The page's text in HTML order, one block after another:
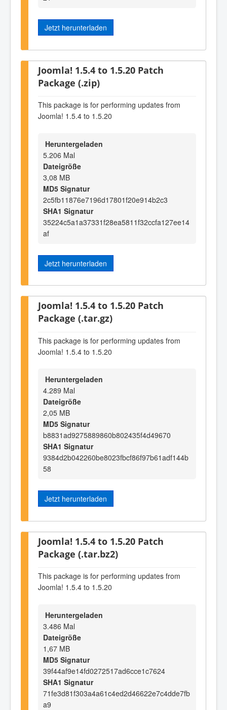
Jetzt herunterladen
Joomla! 1.5.4 to 1.5.20 Patch
Package (.zip)
This package is for performing updates from
Joomla! 1.5.4 to 1.5.20
Heruntergeladen
5.206 Mal
Dateigröße
3,08 MB
MD5 Signatur
2c5fb11876e7196d17801f20e914b2c3
SHA1 Signatur
35224c5a1a37331f28ea5811f32ccfa127ee14
af
Jetzt herunterladen
Joomla! 1.5.4 to 1.5.20 Patch
Package (.tar.gz)
This package is for performing updates from
Joomla! 1.5.4 to 1.5.20
Heruntergeladen
4.289 Mal
Dateigröße
2,05 MB
MD5 Signatur
b8831ad9275889860b802435f4d49670
SHA1 Signatur
9384d2b042260be8023fbcf86f97b61adf144b
58
Jetzt herunterladen
Joomla! 1.5.4 to 1.5.20 Patch
Package (.tar.bz2)
This package is for performing updates from
Joomla! 1.5.4 to 1.5.20
Heruntergeladen
3.486 Mal
Dateigröße
1,67 MB
MD5 Signatur
39f44af9e14fd0272517ad6cce1c7624
SHA1 Signatur
71fe3d81f303a4a61c4ed2d46622e7c4dde7fb
a9